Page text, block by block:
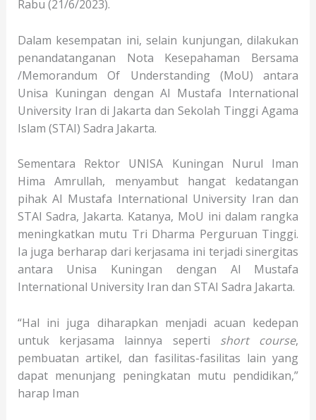
Rabu (21/6/2023).
Dalam kesempatan ini, selain kunjungan, dilakukan
penandatanganan Nota Kesepahaman Bersama
/Memorandum Of Understanding (MoU) antara
Unisa Kuningan dengan Al Mustafa International
University Iran di Jakarta dan Sekolah Tinggi Agama
Islam (STAI) Sadra Jakarta.
Sementara Rektor UNISA Kuningan Nurul Iman
Hima Amrullah, menyambut hangat kedatangan
pihak Al Mustafa International University Iran dan
STAI Sadra, Jakarta. Katanya, MoU ini dalam rangka
meningkatkan mutu Tri Dharma Perguruan Tinggi.
Ia juga berharap dari kerjasama ini terjadi sinergitas
antara Unisa Kuningan dengan Al Mustafa
International University Iran dan STAI Sadra Jakarta.
“Hal ini juga diharapkan menjadi acuan kedepan
untuk kerjasama lainnya seperti short course,
pembuatan artikel, dan fasilitas-fasilitas lain yang
dapat menunjang peningkatan mutu pendidikan,”
harap Iman